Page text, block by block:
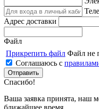
Адрес доставки
Файл
Прикрепить файл Файл не
Соглашаюсь с
Спасибо!
Ваша заявка принята, наш
ближайшее время